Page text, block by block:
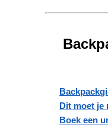
Dit moet je
Boek een